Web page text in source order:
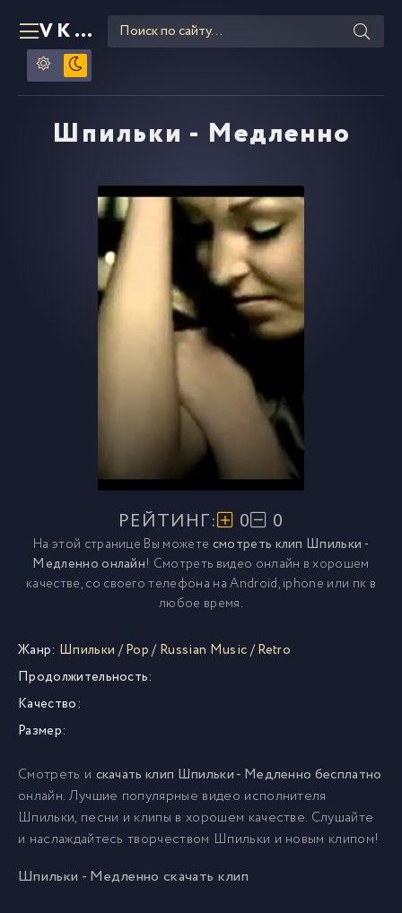
VKLIPE RU
Шпильки - Медленно
РЕЙТИНГ: 0 0
На этой странице Вы можете смотреть клип Шпильки -
Медленно онлайн! Смотреть видео онлайн в хорошем
качестве, со своего телефона на Android, iphone или пк в
любое время.
Жанр: Шпильки /Pop/ Russian Music/Retro
Продолжительность:
Качество:
Размер:
Смотреть и скачать клип Шпильки - Медленно бесплатно
онлайн. Лучшие популярные видео исполнителя
Шпильки, песни и клипы в хорошем качестве. Слушайте
и наслаждайтесь творчеством Шпильки и новым клипом!
Шпильки - Медленно скачать клип